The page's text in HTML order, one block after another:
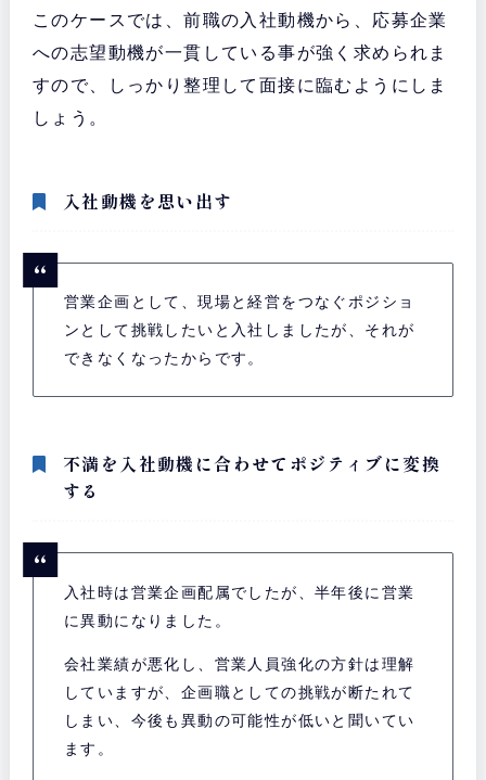
このケースでは、前職の入社動機から、応募企業
への志望動機が一貫している事が強く求められま
すので、しっかり整理して面接に臨むようにしま
しょう。
入社動機を思い出す
営業企画として、現場と経営をつなぐポジショ
ンとして挑戦したいと入社しましたが、それが
できなくなったからです。
不満を入社動機に合わせてポジティブに変換
する
入社時は営業企画配属でしたが、半年後に営業
に異動になりました。
会社業績が悪化し、営業人員強化の方針は理解
していますが、企画職としての挑戦が断たれて
しまい、今後も異動の可能性が低いと聞いてい
ます。